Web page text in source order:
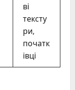
ві
тексту
ри,
початк
івці